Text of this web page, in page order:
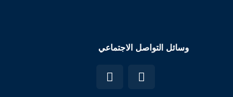
وسائل التواصل الاجتماعي